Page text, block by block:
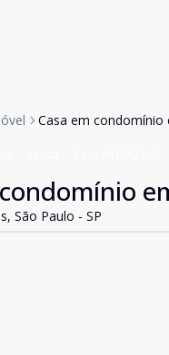
Casa em condomínio
São Paulo - SP